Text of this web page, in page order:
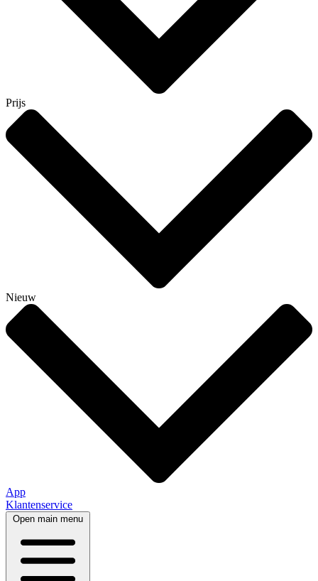
Prijs
Nieuw
App
Klantenservice
Open main menu